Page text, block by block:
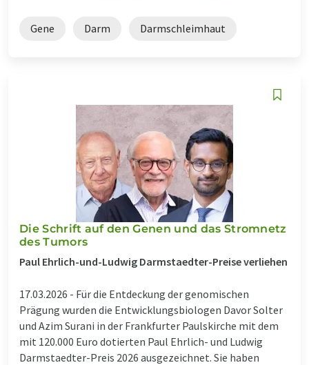
Gene Darm Darmschleimhaut
Die Schrift auf den Genen und das Stromnetz
des Tumors
Paul Ehrlich-und-Ludwig Darmstaedter-Preise verliehen
17.03.2026 - Für die Entdeckung der genomischen
Prägung wurden die Entwicklungsbiologen Davor Solter
und Azim Surani in der Frankfurter Paulskirche mit dem
mit 120.000 Euro dotierten Paul Ehrlich- und Ludwig
Darmstaedter-Preis 2026 ausgezeichnet. Sie haben